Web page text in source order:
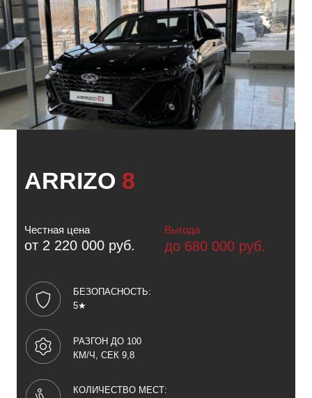
ARRIZO 8
Честная цена Выгода
от 2 220 000 руб. до 680 000 руб.
КОЛИЧЕСТВО МЕСТ:
РАЗГОН ДО 100
КМ/Ч, СЕК 9,8
БЕЗОПАСНОСТЬ:
5★
ЗАПИСАТЬСЯ НА ТЕСТ-ДРАЙВ
ПОЛУЧИТЬ ПРЕДЛОЖЕНИЕ